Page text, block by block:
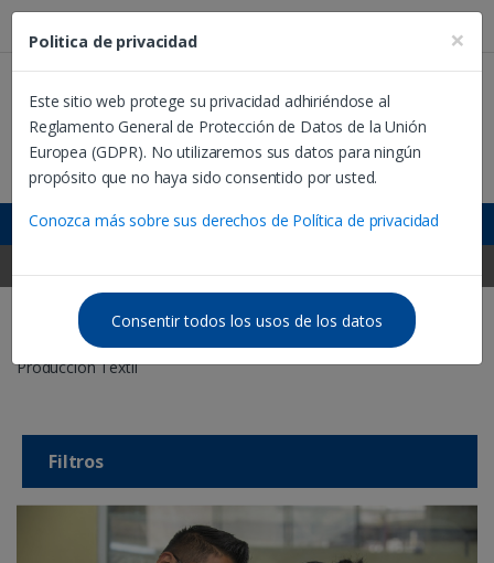
Dualízate ☰
Tecnología en
Producción Textil
Filtros
Politica de privacidad ×
Este sitio web protege su privacidad adhiriéndose al
Reglamento General de Protección de Datos de la Unión
Europea (GDPR). No utilizaremos sus datos para ningún
propósito que no haya sido consentido por usted.
Conozca más sobre sus derechos de Política de privacidad
Consentir todos los usos de los datos